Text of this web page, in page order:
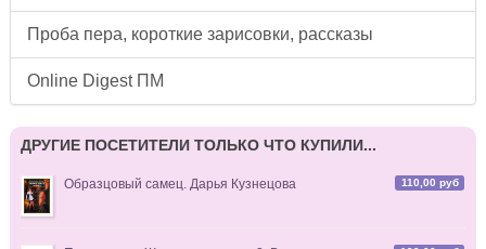
Проба пера, короткие зарисовки, рассказы
Online Digest ПМ
ДРУГИЕ ПОСЕТИТЕЛИ ТОЛЬКО ЧТО КУПИЛИ...
110,00 руб
Образцовый самец. Дарья Кузнецова